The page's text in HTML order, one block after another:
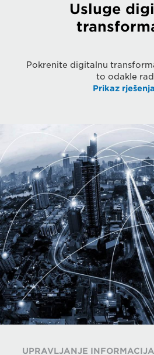
Usluge
Pokrenite digitalnu
to odakle
Prikaz rješenja
UPRAVLJANJE